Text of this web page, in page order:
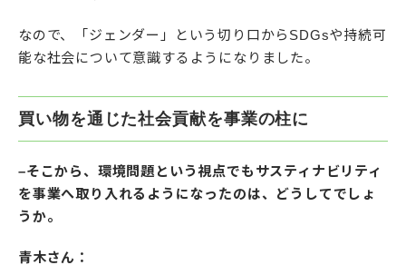
なので、「ジェンダー」という切り口からSDGsや持続可
能な社会について意識するようになりました。
買い物を通じた社会貢献を事業の柱に
–そこから、環境問題という視点でもサスティナビリティ
を事業へ取り入れるようになったのは、どうしてでしょ
うか。
青木さん：